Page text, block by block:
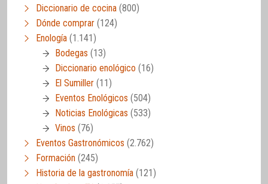
Diccionario de cocina (800)
Dónde comprar (124)
Enología (1.141)
Bodegas (13)
Diccionario enológico (16)
El Sumiller (11)
Eventos Enológicos (504)
Noticias Enológicas (533)
Vinos (76)
Eventos Gastronómicos (2.762)
Formación (245)
Historia de la gastronomía (121)